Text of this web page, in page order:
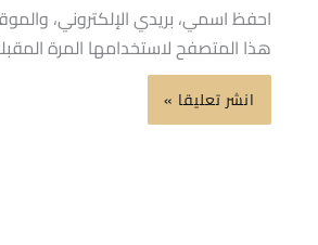
احفظ اسمي، بريدي الإلكتروني،
هذا المتصفح لاستخدامها المرة